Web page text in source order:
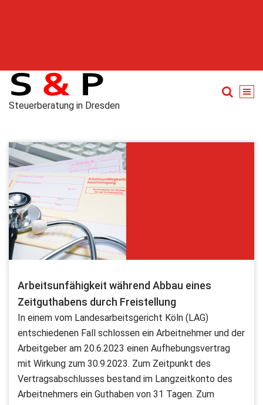
Steuerberatung in Dresden
Arbeitsunfähigkeit während Abbau eines
Zeitguthabens durch Freistellung
In einem vom Landesarbeitsgericht Köln (LAG)
entschiedenen Fall schlossen ein Arbeitnehmer und der
Arbeitgeber am 20.6.2023 einen Aufhebungsvertrag
mit Wirkung zum 30.9.2023. Zum Zeitpunkt des
Vertragsabschlusses bestand im Langzeitkonto des
Arbeitnehmers ein Guthaben von 31 Tagen. Zum